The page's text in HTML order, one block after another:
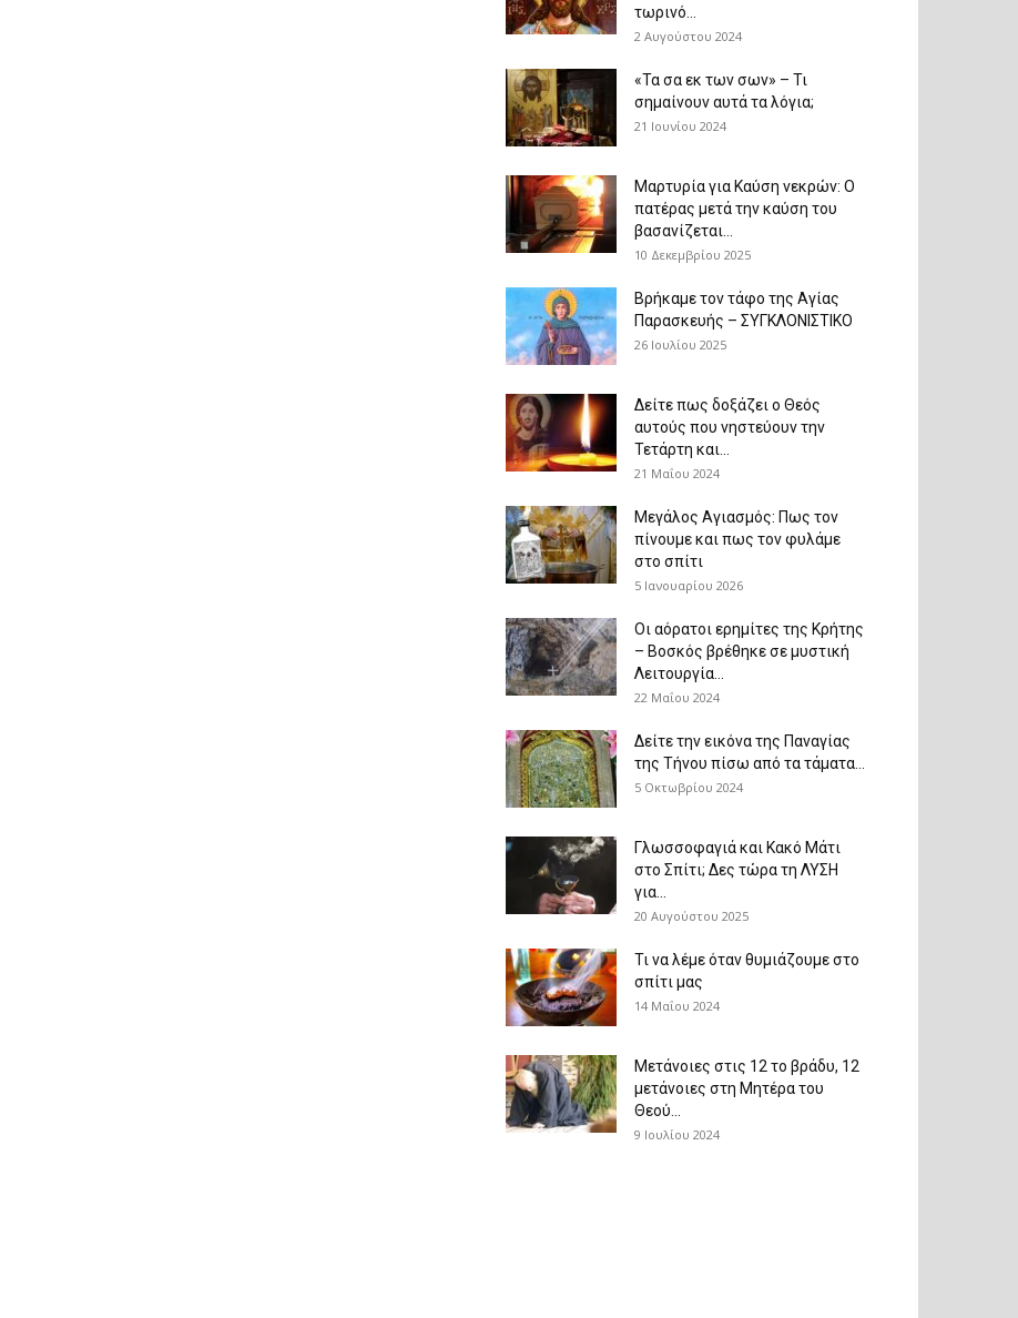
τωρινό...
2 Αυγούστου 2024
«Τα σα εκ των σων» – Τι
σημαίνουν αυτά τα λόγια;
21 Ιουνίου 2024
Μαρτυρία για Καύση νεκρών: Ο
πατέρας μετά την καύση του
βασανίζεται...
10 Δεκεμβρίου 2025
Βρήκαμε τον τάφο της Αγίας
Παρασκευής – ΣΥΓΚΛΟΝΙΣΤΙΚΟ
26 Ιουλίου 2025
Δείτε πως δοξάζει ο Θεός
αυτούς που νηστεύουν την
Τετάρτη και...
21 Μαΐου 2024
Μεγάλος Αγιασμός: Πως τον
πίνουμε και πως τον φυλάμε
στο σπίτι
5 Ιανουαρίου 2026
Οι αόρατοι ερημίτες της Κρήτης
– Βοσκός βρέθηκε σε μυστική
Λειτουργία...
22 Μαΐου 2024
Δείτε την εικόνα της Παναγίας
της Τήνου πίσω από τα τάματα...
5 Οκτωβρίου 2024
Γλωσσοφαγιά και Κακό Μάτι
στο Σπίτι; Δες τώρα τη ΛΥΣΗ
για...
20 Αυγούστου 2025
Τι να λέμε όταν θυμιάζουμε στο
σπίτι μας
14 Μαΐου 2024
Μετάνοιες στις 12 το βράδυ, 12
μετάνοιες στη Μητέρα του
Θεού...
9 Ιουλίου 2024